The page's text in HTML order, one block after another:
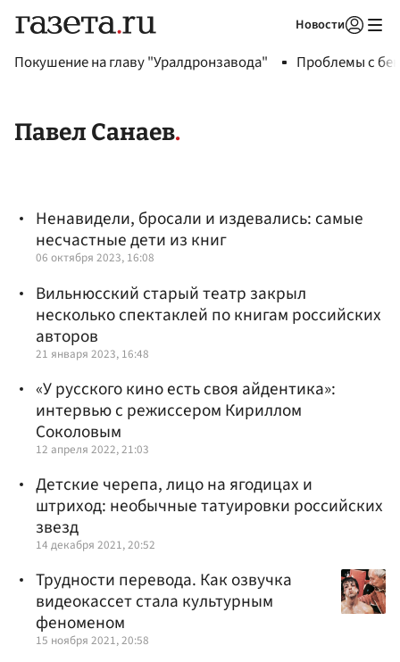
Новости
Покушение на главу "Уралдронзавода" Проблемы с
Павел Санаев
Ненавидели, бросали и издевались: самые
несчастные дети из книг
06 октября 2023, 16:08
Вильнюсский старый театр закрыл
несколько спектаклей по книгам российских
авторов
21 января 2023, 16:48
«У русского кино есть своя айдентика»:
интервью с режиссером Кириллом
Соколовым
12 апреля 2022, 21:03
Детские черепа, лицо на ягодицах и
штриход: необычные татуировки российских
звезд
14 декабря 2021, 20:52
Трудности перевода. Как озвучка
видеокассет стала культурным
феноменом
15 ноября 2021, 20:58